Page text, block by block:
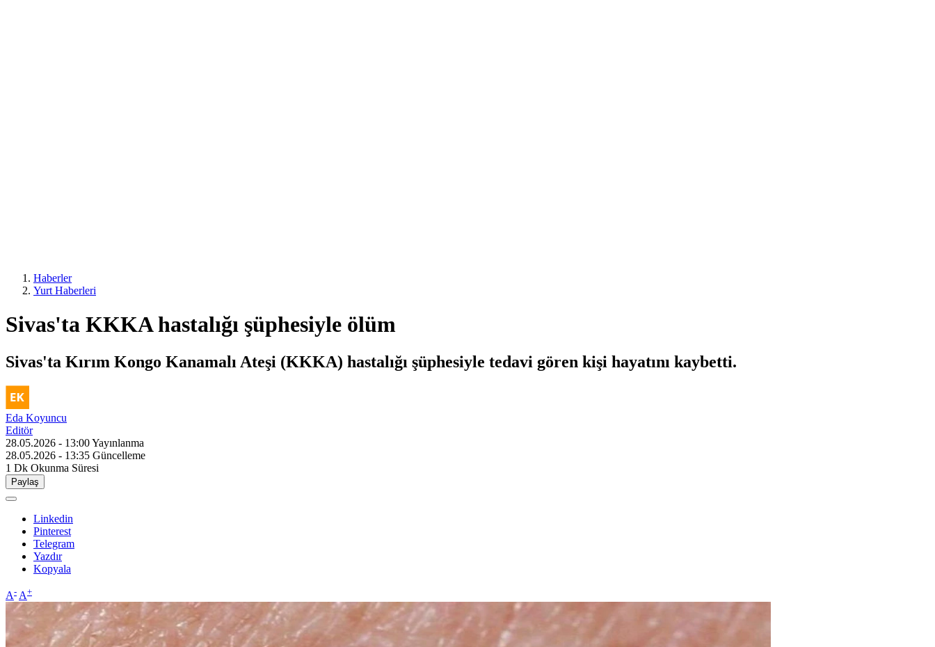
Haberler
Yurt Haberleri
Sivas'ta KKKA hastalığı şüphesiyle ölüm
Sivas'ta Kırım Kongo Kanamalı Ateşi (KKKA) hastalığı şüphesiyle tedavi gören kişi hayatını kaybetti.
Eda Koyuncu
Editör
28.05.2026 - 13:00Yayınlanma
28.05.2026 - 13:35 Güncelleme
1 Dk Okunma Süresi
Paylaş
Linkedin
Pinterest
Telegram
Yazdır
Kopyala
A- A+